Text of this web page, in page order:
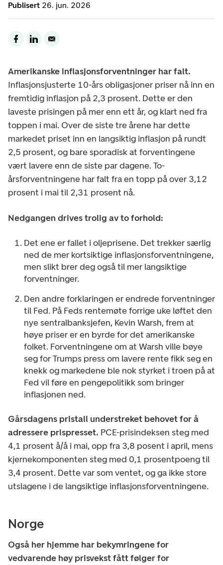
Publisert 26. jun. 2026
Amerikanske inflasjonsforventninger har falt.
Inflasjonsjusterte 10-års obligasjoner priser nå inn en
fremtidig inflasjon på 2,3 prosent. Dette er den
laveste prisingen på mer enn ett år, og klart ned fra
toppen i mai. Over de siste tre årene har dette
markedet priset inn en langsiktig inflasjon på rundt
2,5 prosent, og bare sporadisk at forventingene
vært lavere enn de siste par dagene. To-
årsforventningene har falt fra en topp på over 3,12
prosent i mai til 2,31 prosent nå.
Nedgangen drives trolig av to forhold:
Det ene er fallet i oljeprisene. Det trekker særlig
ned de mer kortsiktige inflasjonsforventningene,
men slikt brer deg også til mer langsiktige
forventninger.
Den andre forklaringen er endrede forventninger
til Fed. På Feds rentemøte forrige uke løftet den
nye sentralbanksjefen, Kevin Warsh, frem at
høye priser er en byrde for det amerikanske
folket. Forventningene om at Warsh ville bøye
seg for Trumps press om lavere rente fikk seg en
knekk og markedene ble nok styrket i troen på at
Fed vil føre en pengepolitikk som bringer
inflasjonen ned.
Gårsdagens pristall understreket behovet for å
adressere prispresset. PCE-prisindeksen steg med
4,1 prosent å/å i mai, opp fra 3,8 posent i april, mens
kjernekomponenten steg med 0,1 prosentpoeng til
3,4 prosent. Dette var som ventet, og ga ikke store
utslagene i de langsiktige inflasjonsforventningene.
Norge
Også her hjemme har bekymringene for
vedvarende høy prisvekst fått følger for